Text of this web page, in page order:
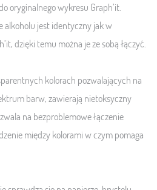
oryginalnego wykresu Graph’it.
alkoholu jest identyczny jak w
dzięki temu można je ze sobą łączyć.
kolorach pozwalających na
barw, zawierają nietoksyczny
na bezproblemowe łączenie
między kolorami w czym pomaga